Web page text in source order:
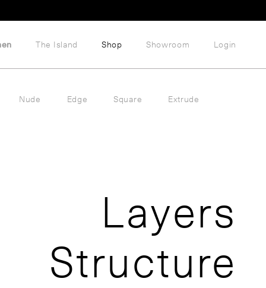
The Island Shop Showroom Login
Nude Edge Square Extrude
Layers
Structure